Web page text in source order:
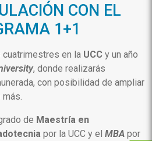
CON EL
1+1
en la UCC y un año
, donde realizarás
con posibilidad de ampliar
más.
de Maestría en
por la UCC y el MBA por